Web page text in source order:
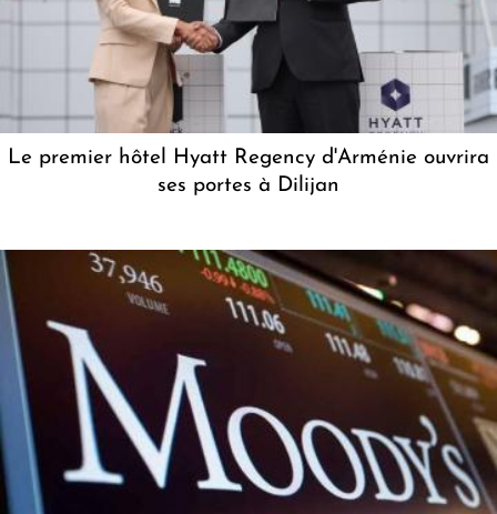
Le premier hôtel Hyatt Regency d'Arménie ouvrira
ses portes à Dilijan